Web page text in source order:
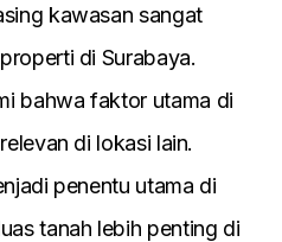
kawasan sangat
di Surabaya.
bahwa faktor utama di
di lokasi lain.
penentu utama di
tanah lebih penting di